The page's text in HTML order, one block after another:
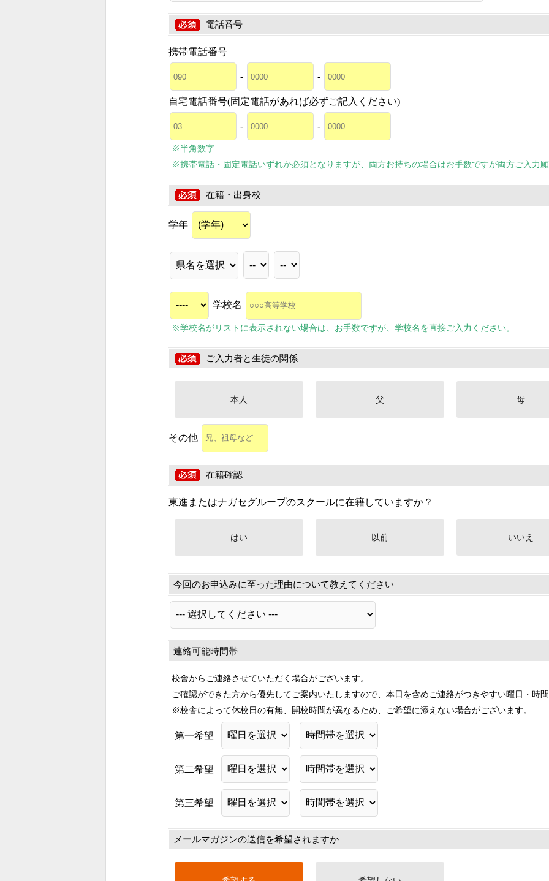
電話番号
携帯電話番号
- -
自宅電話番号(固定電話があれば必ずご記入ください)
- -
※半角数字
※携帯電話・固定電話いずれか必須となりますが、両方お持ちの場合はお手数ですが両方ご入力
在籍・出身校
学年
学校名
※学校名がリストに表示されない場合は、お手数ですが、学校名を直接ご入力ください。
ご入力者と生徒の関係
本人 父 母
その他
在籍確認
東進またはナガセグループのスクールに在籍していますか？
はい 以前 いいえ
今回のお申込みに至った理由について教えてください
連絡可能時間帯
校舎からご連絡させていただく場合がございます。
ご確認ができた方から優先してご案内いたしますので、本日を含めご連絡がつきやすい曜日・時
※校舎によって休校日の有無、開校時間が異なるため、ご希望に添えない場合がございます。
第一希望
第二希望
第三希望
メールマガジンの送信を希望されますか